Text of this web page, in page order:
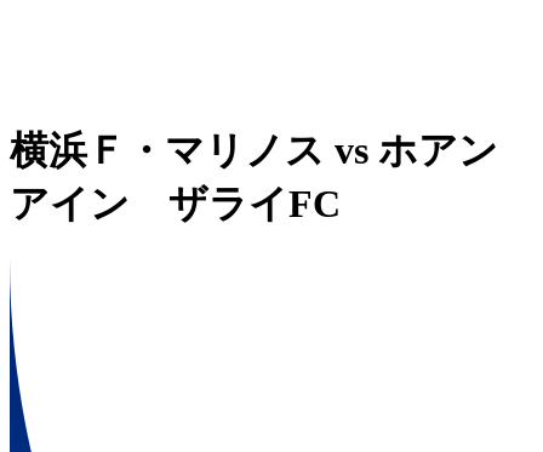
横浜Ｆ・マリノス vs ホアン
アイン ザライFC